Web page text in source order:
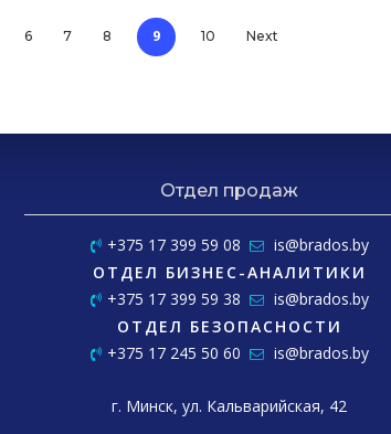
6 7 8 9 10 Next
Отдел продаж
+375 17 399 59 08
is@brados.by
ОТДЕЛ БИЗНЕС-АНАЛИТИКИ
+375 17 399 59 38
is@brados.by
ОТДЕЛ БЕЗОПАСНОСТИ
+375 17 245 50 60
is@brados.by
г. Минск, ул. Кальварийская, 42